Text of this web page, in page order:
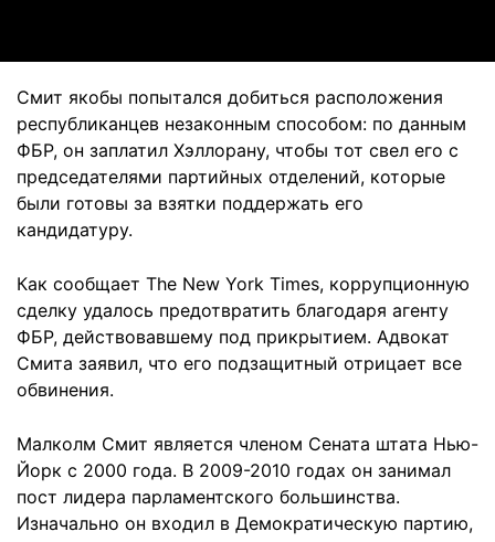
Смит якобы попытался добиться расположения
республиканцев незаконным способом: по данным
ФБР, он заплатил Хэллорану, чтобы тот свел его с
председателями партийных отделений, которые
были готовы за взятки поддержать его
кандидатуру.
Как сообщает The New York Times, коррупционную
сделку удалось предотвратить благодаря агенту
ФБР, действовавшему под прикрытием. Адвокат
Смита заявил, что его подзащитный отрицает все
обвинения.
Малколм Смит является членом Сената штата Нью-
Йорк с 2000 года. В 2009-2010 годах он занимал
пост лидера парламентского большинства.
Изначально он входил в Демократическую партию,